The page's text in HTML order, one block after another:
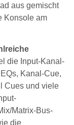
aus gemischt
Konsole am
die Input-Kanal-
Kanal-Cue,
Cues und viele
Matrix-Bus-
die